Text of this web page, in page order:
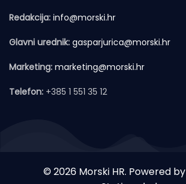
Redakcija: info@morski.hr
Glavni urednik: gasparjurica@morski.hr
Marketing: marketing@morski.hr
Telefon: +385 1 551 35 12
© 2026 Morski HR. Powered by